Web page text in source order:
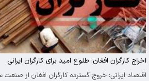
اخراج کارگران افغان؛ طلوع امید برای کارگران ایرانی
اقتصاد ایرانی: خروج گسترده کارگران افغان از صنعت